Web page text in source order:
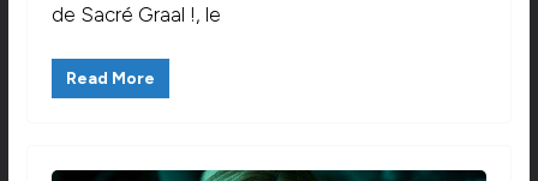
de Sacré Graal !, le
Read More